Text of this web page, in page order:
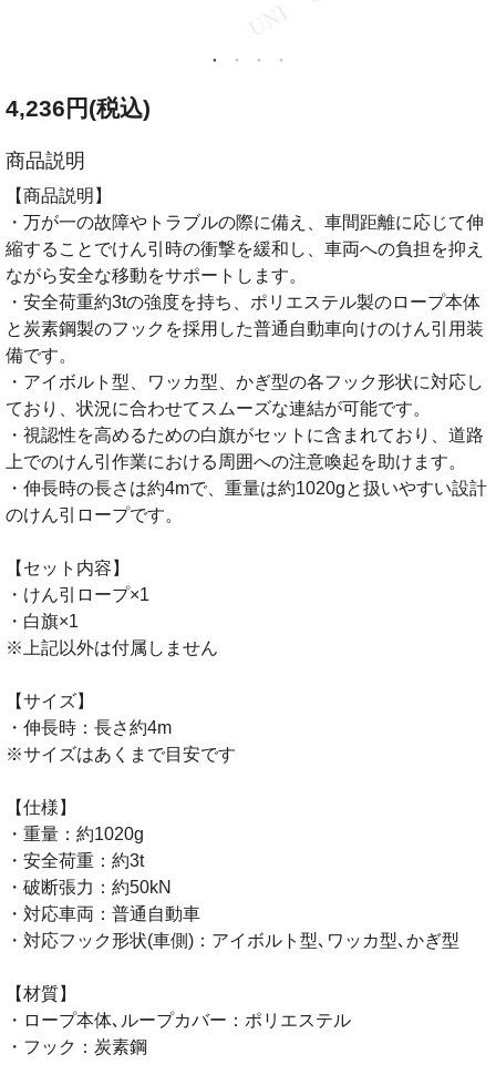
4,236円(税込)
商品説明
【商品説明】
・万が一の故障やトラブルの際に備え、車間距離に応じて伸
縮することでけん引時の衝撃を緩和し、車両への負担を抑え
ながら安全な移動をサポートします。
・安全荷重約3tの強度を持ち、ポリエステル製のロープ本体
と炭素鋼製のフックを採用した普通自動車向けのけん引用装
備です。
・アイボルト型、ワッカ型、かぎ型の各フック形状に対応し
ており、状況に合わせてスムーズな連結が可能です。
・視認性を高めるための白旗がセットに含まれており、道路
上でのけん引作業における周囲への注意喚起を助けます。
・伸長時の長さは約4mで、重量は約1020gと扱いやすい設計
のけん引ロープです。
【セット内容】
・けん引ロープ×1
・白旗×1
※上記以外は付属しません
【サイズ】
・伸長時：長さ約4m
※サイズはあくまで目安です
【仕様】
・重量：約1020g
・安全荷重：約3t
・破断張力：約50kN
・対応車両：普通自動車
・対応フック形状(車側)：アイボルト型､ワッカ型､かぎ型
【材質】
・ロープ本体､ループカバー：ポリエステル
・フック：炭素鋼